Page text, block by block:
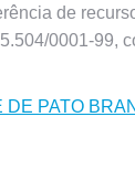
de
0001-99,
DE PATO